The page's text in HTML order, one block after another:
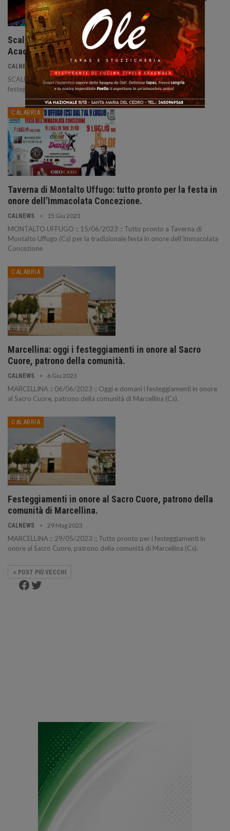
Scalea: grande festa per il 40esimo compleanno di
Acadie Club.
CALNEWS 19 Lug 2023
SCALEA :: 19/07/2023 :: La “Regina della Notte” si prepara a
festeggiare, come d’abitudine, in grande stile.
CALABRIA
Taverna di Montalto Uffugo: tutto pronto per la festa in
onore dell’Immacolata Concezione.
CALNEWS 15 Giu 2023
MONTALTO UFFUGO :: 15/06/2023 :: Tutto pronto a Taverna di
Montalto Uffugo (Cs) per la tradizionale festa in onore dell’Immacolata
Concezione
CALABRIA
Marcellina: oggi i festeggiamenti in onore al Sacro
Cuore, patrono della comunità.
CALNEWS 6 Giu 2023
MARCELLINA :: 06/06/2023 :: Oggi e domani i festeggiamenti in onore
al Sacro Cuore, patrono della comunità di Marcellina (Cs).
CALABRIA
Festeggiamenti in onore al Sacro Cuore, patrono della
comunità di Marcellina.
CALNEWS 29 Mag 2023
MARCELLINA :: 29/05/2023 :: Tutto pronto per i festeggiamenti in
onore al Sacro Cuore, patrono della comunità di Marcellina (Cs).
POST PIÙ VECCHI
Facebook
Twitter